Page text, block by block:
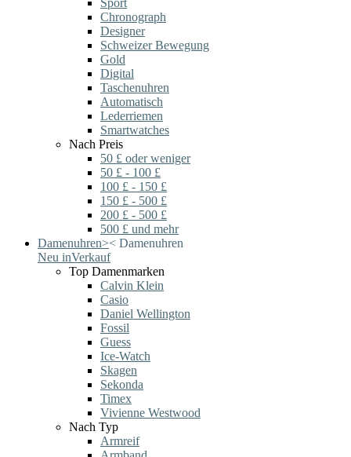
Sport
Chronograph
Designer
Schweizer Bewegung
Gold
Digital
Taschenuhren
Automatisch
Lederriemen
Smartwatches
Nach Preis
50 £ oder weniger
50 £ - 100 £
100 £ - 150 £
150 £ - 500 £
200 £ - 500 £
500 £ und mehr
Damenuhren>< Damenuhren
Neu inVerkauf
Top Damenmarken
Calvin Klein
Casio
Daniel Wellington
Fossil
Guess
Ice-Watch
Skagen
Sekonda
Timex
Vivienne Westwood
Nach Typ
Armreif